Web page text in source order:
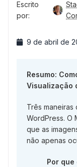
Escrito
por:
9 de abril de
Resumo:
Visualização
Três maneiras
WordPress. O
que as
não apenas
Por